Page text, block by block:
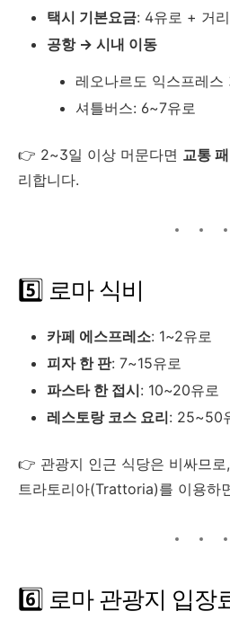
택시 기본요금: 4유로 + 거
공항 → 시내 이동
레오나르도 익스프레스
셔틀버스: 6~7유로
👉 2~3일 이상 머문다면 교통
리합니다.
5️⃣ 로마 식비
카페 에스프레소: 1~2유로
피자 한 판: 7~15유로
파스타 한 접시: 10~20유로
레스토랑 코스 요리: 25~50
👉 관광지 인근 식당은 비싸므
트라토리아(Trattoria)를 이용하
6️⃣ 로마 관광지 입장